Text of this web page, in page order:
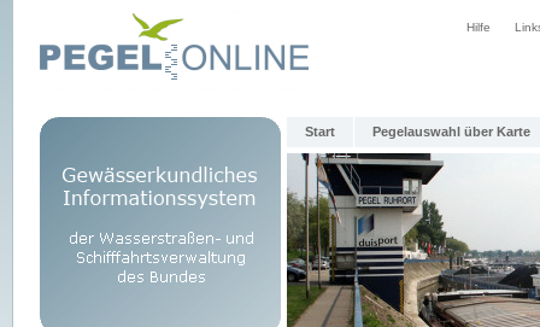
Hilfe
Start Pegelauswahl über Karte